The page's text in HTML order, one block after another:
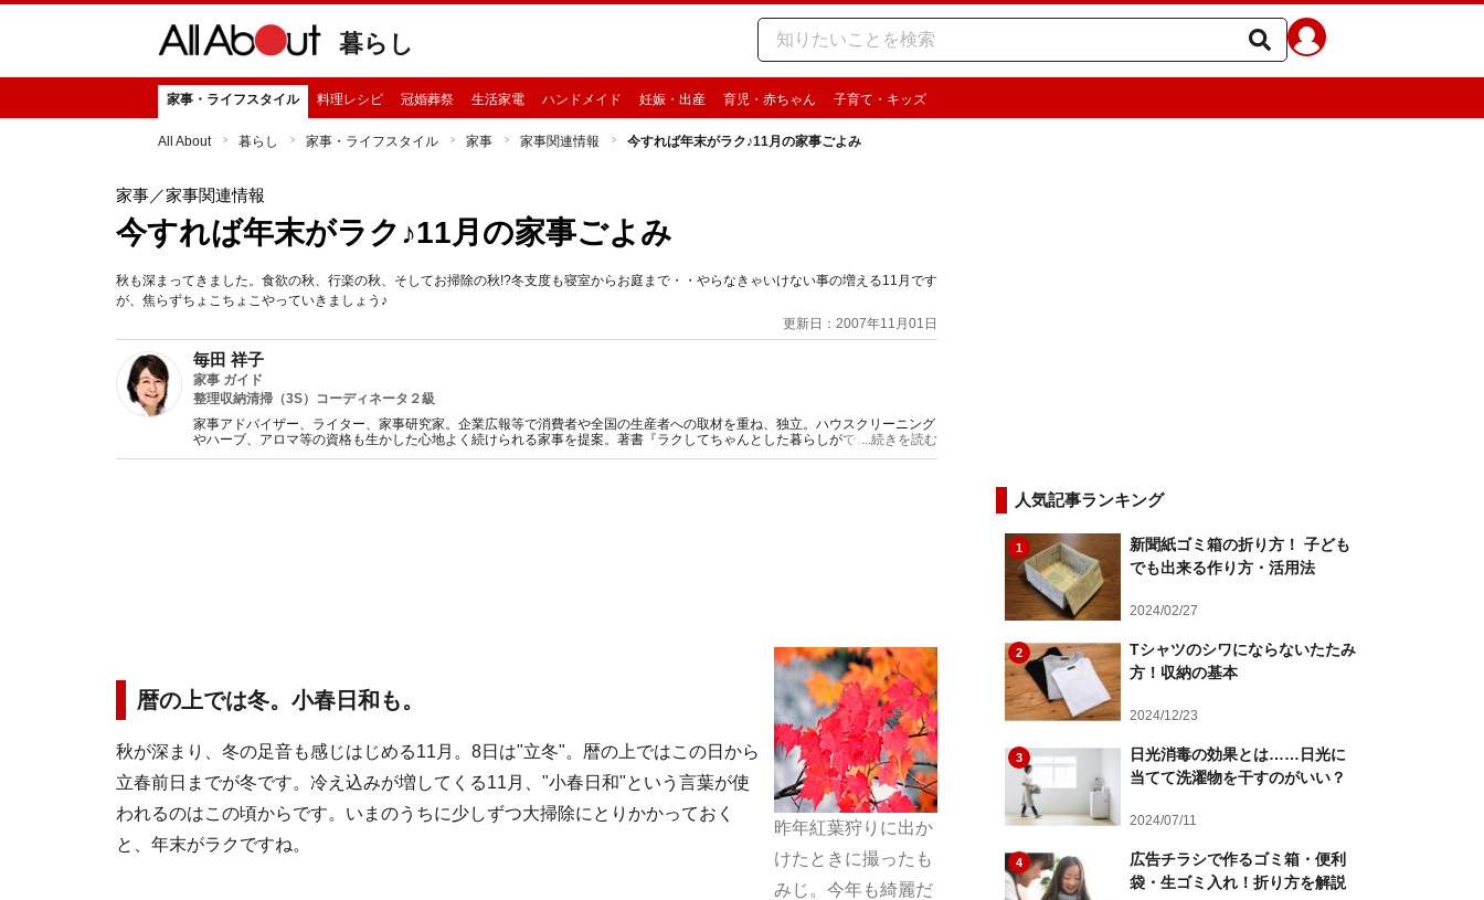
暮らし
家事・ライフスタイル 料理レシピ 冠婚葬祭 生活家電 ハンドメイド 妊娠・出産 育児・赤ちゃん 子育て・キッズ
All About 暮らし 家事・ライフスタイル 家事 家事関連情報 今すれば年末がラク♪11月の家事ごよみ
家事／家事関連情報
今すれば年末がラク♪11月の家事ごよみ
秋も深まってきました。食欲の秋、行楽の秋、そしてお掃除の秋!?冬支度も寝室からお庭まで・・やらなきゃいけない事の増える11月です
が、焦らずちょこちょこやっていきましょう♪
更新日：2007年11月01日
毎田 祥子
家事 ガイド
整理収納清掃（3S）コーディネータ２級
家事アドバイザー、ライター、家事研究家。企業広報等で消費者や全国の生産者への取材を重ね、独立。ハウスクリーニング
やハーブ、アロマ等の資格も生かした心地よく続けられる家事を提案。著書『ラクしてちゃんとした暮らしができる“朝だけ
家事”』、監修『おばあちゃんの歳時記暮らしの知恵』等。新聞雑誌TV等出演多数。
...続きを読む
昨年紅葉狩りに出か
けたときに撮ったも
みじ。今年も綺麗だ
暦の上では冬。小春日和も。
秋が深まり、冬の足音も感じはじめる11月。8日は"立冬"。暦の上ではこの日から
立春前日までが冬です。冷え込みが増してくる11月、"小春日和"という言葉が使
われるのはこの頃からです。いまのうちに少しずつ大掃除にとりかかっておく
と、年末がラクですね。
人気記事ランキング
1
新聞紙ゴミ箱の折り方！ 子ども
でも出来る作り方・活用法
2024/02/27
2
Tシャツのシワにならないたたみ
方！収納の基本
2024/12/23
3
日光消毒の効果とは……日光に
当てて洗濯物を干すのがいい？
2024/07/11
4
広告チラシで作るゴミ箱・便利
袋・生ゴミ入れ！折り方を解説